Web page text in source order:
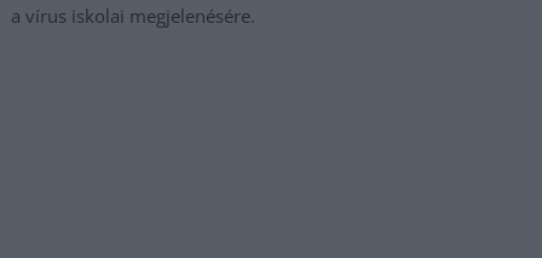
a vírus iskolai megjelenésére.